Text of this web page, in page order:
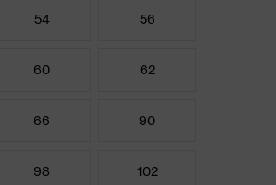
54 56
60 62
66 90
98 102